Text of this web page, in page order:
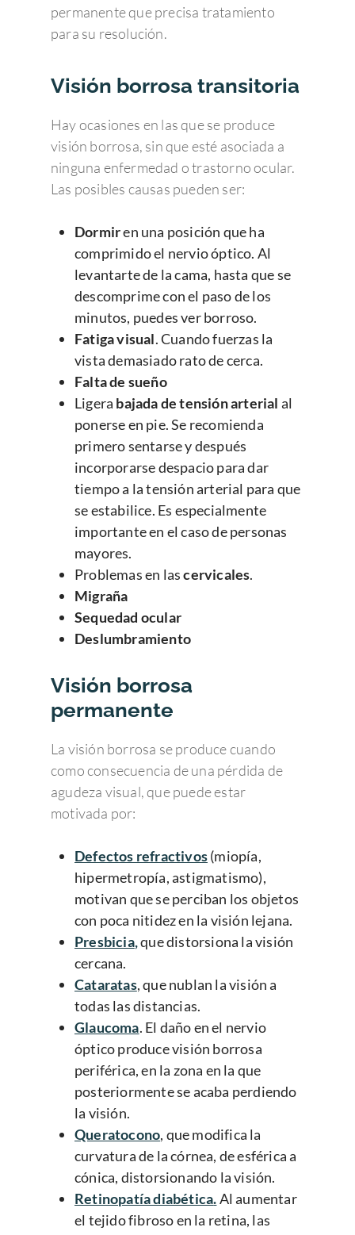
permanente que precisa tratamiento
para su resolución.
Visión borrosa transitoria
Hay ocasiones en las que se produce
visión borrosa, sin que esté asociada a
ninguna enfermedad o trastorno ocular.
Las posibles causas pueden ser:
Dormiren una posición que ha
comprimido el nervio óptico. Al
levantarte de la cama, hasta que se
descomprime con el paso de los
minutos, puedes ver borroso.
Fatiga visual. Cuando fuerzas la
vista demasiado rato de cerca.
Falta de sueño
Ligera bajada de tensión arterial al
ponerse en pie. Se recomienda
primero sentarse y después
incorporarse despacio para dar
tiempo a la tensión arterial para que
se estabilice. Es especialmente
importante en el caso de personas
mayores.
Problemas en lascervicales.
Migraña
Sequedad ocular
Deslumbramiento
Visión borrosa
permanente
La visión borrosa se produce cuando
como consecuencia de una pérdida de
agudeza visual, que puede estar
motivada por:
Defectos refractivos(miopía,
hipermetropía, astigmatismo),
motivan que se perciban los objetos
con poca nitidez en la visión lejana.
Presbicia,que distorsiona la visión
cercana.
Cataratas, que nublan la visión a
todas las distancias.
Glaucoma. El daño en el nervio
óptico produce visión borrosa
periférica, en la zona en la que
posteriormente se acaba perdiendo
la visión.
Queratocono, que modifica la
curvatura de la córnea, de esférica a
cónica, distorsionando la visión.
Retinopatía diabética.Al aumentar
el tejido fibroso en la retina, las